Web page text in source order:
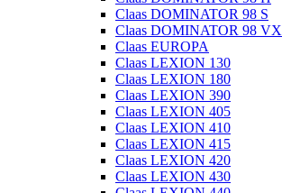
Claas DOMINATOR 98 S
Claas DOMINATOR 98 VX
Claas EUROPA
Claas LEXION 130
Claas LEXION 180
Claas LEXION 390
Claas LEXION 405
Claas LEXION 410
Claas LEXION 415
Claas LEXION 420
Claas LEXION 430